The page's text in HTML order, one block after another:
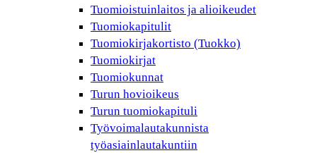
Tuomioistuinlaitos ja alioikeudet
Tuomiokapitulit
Tuomiokirjakortisto (Tuokko)
Tuomiokirjat
Tuomiokunnat
Turun hovioikeus
Turun tuomiokapituli
Työvoimalautakunnista
työasiainlautakuntiin